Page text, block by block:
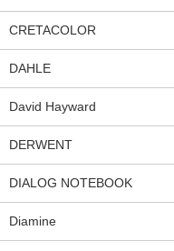
CRETACOLOR
DAHLE
David Hayward
DERWENT
DIALOG NOTEBOOK
Diamine